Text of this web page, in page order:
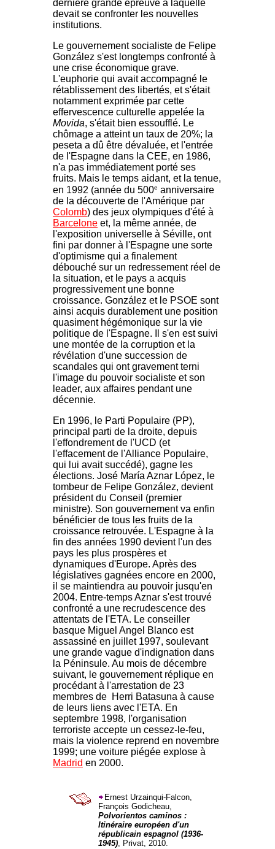
dernière grande épreuve à laquelle
devait se confronter les nouvelles
institutions.
Le gouvernement socialiste de Felipe
González s'est longtemps confronté à
une crise économique grave.
L'euphorie qui avait accompagné le
rétablissement des libertés, et s'était
notamment exprimée par cette
effervescence culturelle appelée la
Movida, s'était bien essoufflé. Le
chômage a atteint un taux de 20%; la
peseta a dû être dévaluée, et l'entrée
de l'Espagne dans la CEE, en 1986,
n'a pas immédiatement porté ses
fruits. Mais le temps aidant, et la tenue,
en 1992 (année du 500e anniversaire
de la découverte de l'Amérique par
Colomb) des jeux olympiques d'été à
Barcelone et, la même année, de
l'exposition universelle à Séville, ont
fini par donner à l'Espagne une sorte
d'optimisme qui a finalement
débouché sur un redressement réel de
la situation, et le pays a acquis
progressivement une bonne
croissance. González et le PSOE sont
ainsi acquis durablement une position
quasiment hégémonique sur la vie
politique de l'Espagne. Il s'en est suivi
une montée de la corruption et la
révélation d'une succession de
scandales qui ont gravement terni
l'image du pouvoir socialiste et son
leader, aux affaires pendant une
décennie.
En 1996, le Parti Populaire (PP),
principal parti de la droite, depuis
l'effondrement de l'UCD (et
l'effacement de l'Alliance Populaire,
qui lui avait succédé), gagne les
élections. José María Aznar López, le
tombeur de Felipe González, devient
président du Conseil (premier
ministre). Son gouvernement va enfin
bénéficier de tous les fruits de la
croissance retrouvée. L'Espagne à la
fin des années 1990 devient l'un des
pays les plus prospères et
dynamiques d'Europe. Après des
législatives gagnées encore en 2000,
il se maintiendra au pouvoir jusqu'en
2004. Entre-temps Aznar s'est trouvé
confronté a une recrudescence des
attentats de l'ETA. Le conseiller
basque Miguel Angel Blanco est
assassiné en juillet 1997, soulevant
une grande vague d'indignation dans
la Péninsule. Au mois de décembre
suivant, le gouvernement réplique en
procédant à l'arrestation de 23
membres de Herri Batasuna à cause
de leurs liens avec l'ETA. En
septembre 1998, l'organisation
terroriste accepte un cessez-le-feu,
mais la violence reprend en novembre
1999; une voiture piégée explose à
Madrid en 2000.
Ernest Urzainqui-Falcon,
François Godicheau,
Polvorientos caminos :
Itinéraire européen d'un
républicain espagnol (1936-
1945), Privat, 2010.